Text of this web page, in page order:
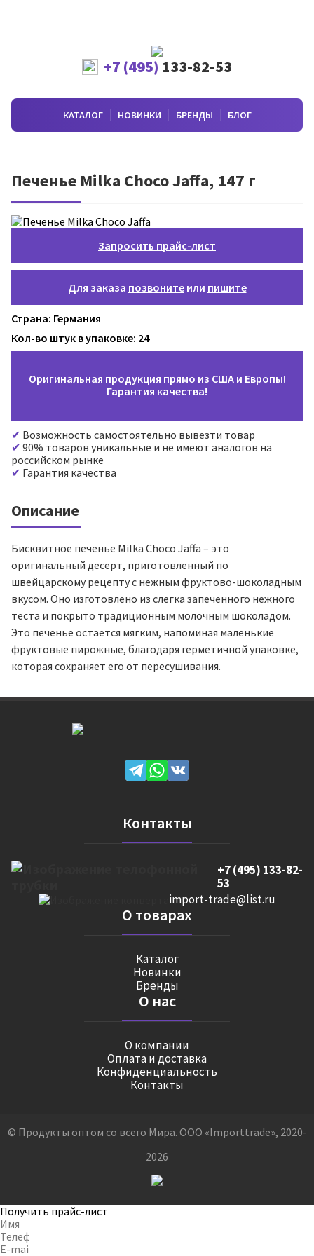
+7 (495) 133-82-53
КАТАЛОГ НОВИНКИ БРЕНДЫ БЛОГ
Печенье Milka Choco Jaffa, 147 г
Запросить прайс-лист
Для заказа позвонитеили пишите
Страна: Германия
Кол-во штук в упаковке: 24
Оригинальная продукция прямо из США и Европы!
Гарантия качества!
Возможность самостоятельно вывезти товар
90% товаров уникальные и не имеют аналогов на
российском рынке
Гарантия качества
Описание
Бисквитное печенье Milka Choco Jaffa – это
оригинальный десерт, приготовленный по
швейцарскому рецепту с нежным фруктово-шоколадным
вкусом. Оно изготовлено из слегка запеченного нежного
теста и покрыто традиционным молочным шоколадом.
Это печенье остается мягким, напоминая маленькие
фруктовые пирожные, благодаря герметичной упаковке,
которая сохраняет его от пересушивания.
Контакты
+7 (495) 133-82-
53
import-trade@list.ru
О товарах
Каталог
Новинки
Бренды
О нас
О компании
Оплата и доставка
Конфиденциальность
Контакты
© Продукты оптом со всего Мира. ООО «Importtrade», 2020-
2026
Получить прайс-лист